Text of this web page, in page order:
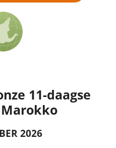
11-daagse
2026